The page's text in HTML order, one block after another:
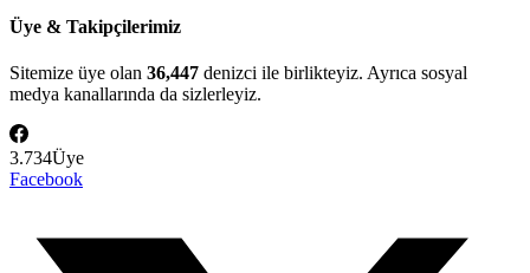
Üye & Takipçilerimiz
Sitemize üye olan 36,447 denizci ile birlikteyiz. Ayrıca sosyal
medya kanallarında da sizlerleyiz.
3.734Üye
Facebook